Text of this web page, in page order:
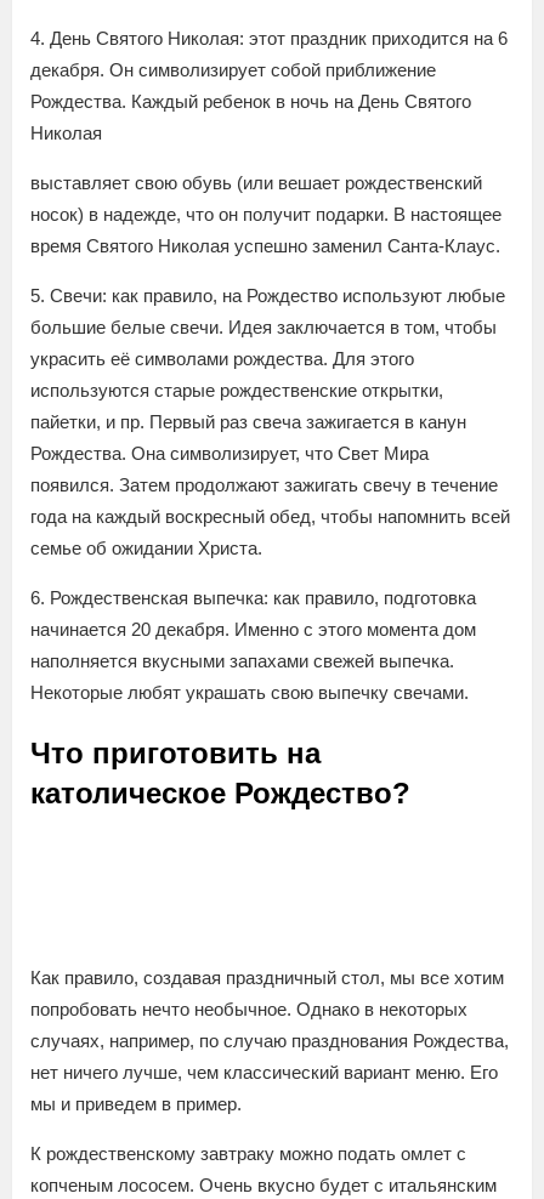
4. День Святого Николая: этот праздник приходится на 6
декабря. Он символизирует собой приближение
Рождества. Каждый ребенок в ночь на День Святого
Николая
выставляет свою обувь (или вешает рождественский
носок) в надежде, что он получит подарки. В настоящее
время Святого Николая успешно заменил Санта-Клаус.
5. Свечи: как правило, на Рождество используют любые
большие белые свечи. Идея заключается в том, чтобы
украсить её символами рождества. Для этого
используются старые рождественские открытки,
пайетки, и пр. Первый раз свеча зажигается в канун
Рождества. Она символизирует, что Свет Мира
появился. Затем продолжают зажигать свечу в течение
года на каждый воскресный обед, чтобы напомнить всей
семье об ожидании Христа.
6. Рождественская выпечка: как правило, подготовка
начинается 20 декабря. Именно с этого момента дом
наполняется вкусными запахами свежей выпечка.
Некоторые любят украшать свою выпечку свечами.
Что приготовить на
католическое Рождество?
Как правило, создавая праздничный стол, мы все хотим
попробовать нечто необычное. Однако в некоторых
случаях, например, по случаю празднования Рождества,
нет ничего лучше, чем классический вариант меню. Его
мы и приведем в пример.
К рождественскому завтраку можно подать омлет с
копченым лососем. Очень вкусно будет с итальянским